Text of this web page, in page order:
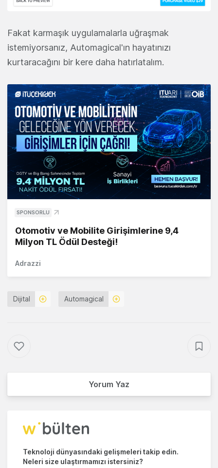
Fakat karmaşık uygulamalarla uğraşmak
istemiyorsanız, Automagical'ın hayatınızı
kurtaracağını bir kere daha hatırlatalım.
SPONSORLU
Otomotiv ve Mobilite Girişimlerine 9,4
Milyon TL Ödül Desteği!
Adrazzi
Dijital Automagical
Yorum Yaz
Teknoloji dünyasındaki gelişmeleri takip edin.
Neleri size ulaştırmamızı istersiniz?